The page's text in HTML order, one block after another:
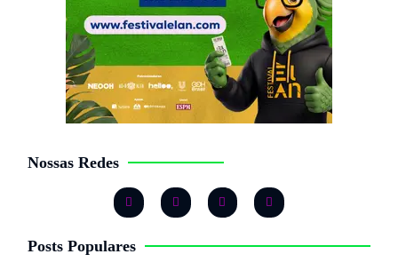
Nossas Redes
Posts Populares